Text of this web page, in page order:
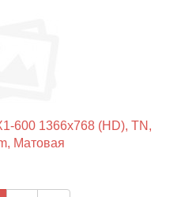
600 1366x768 (HD), TN,
Матовая